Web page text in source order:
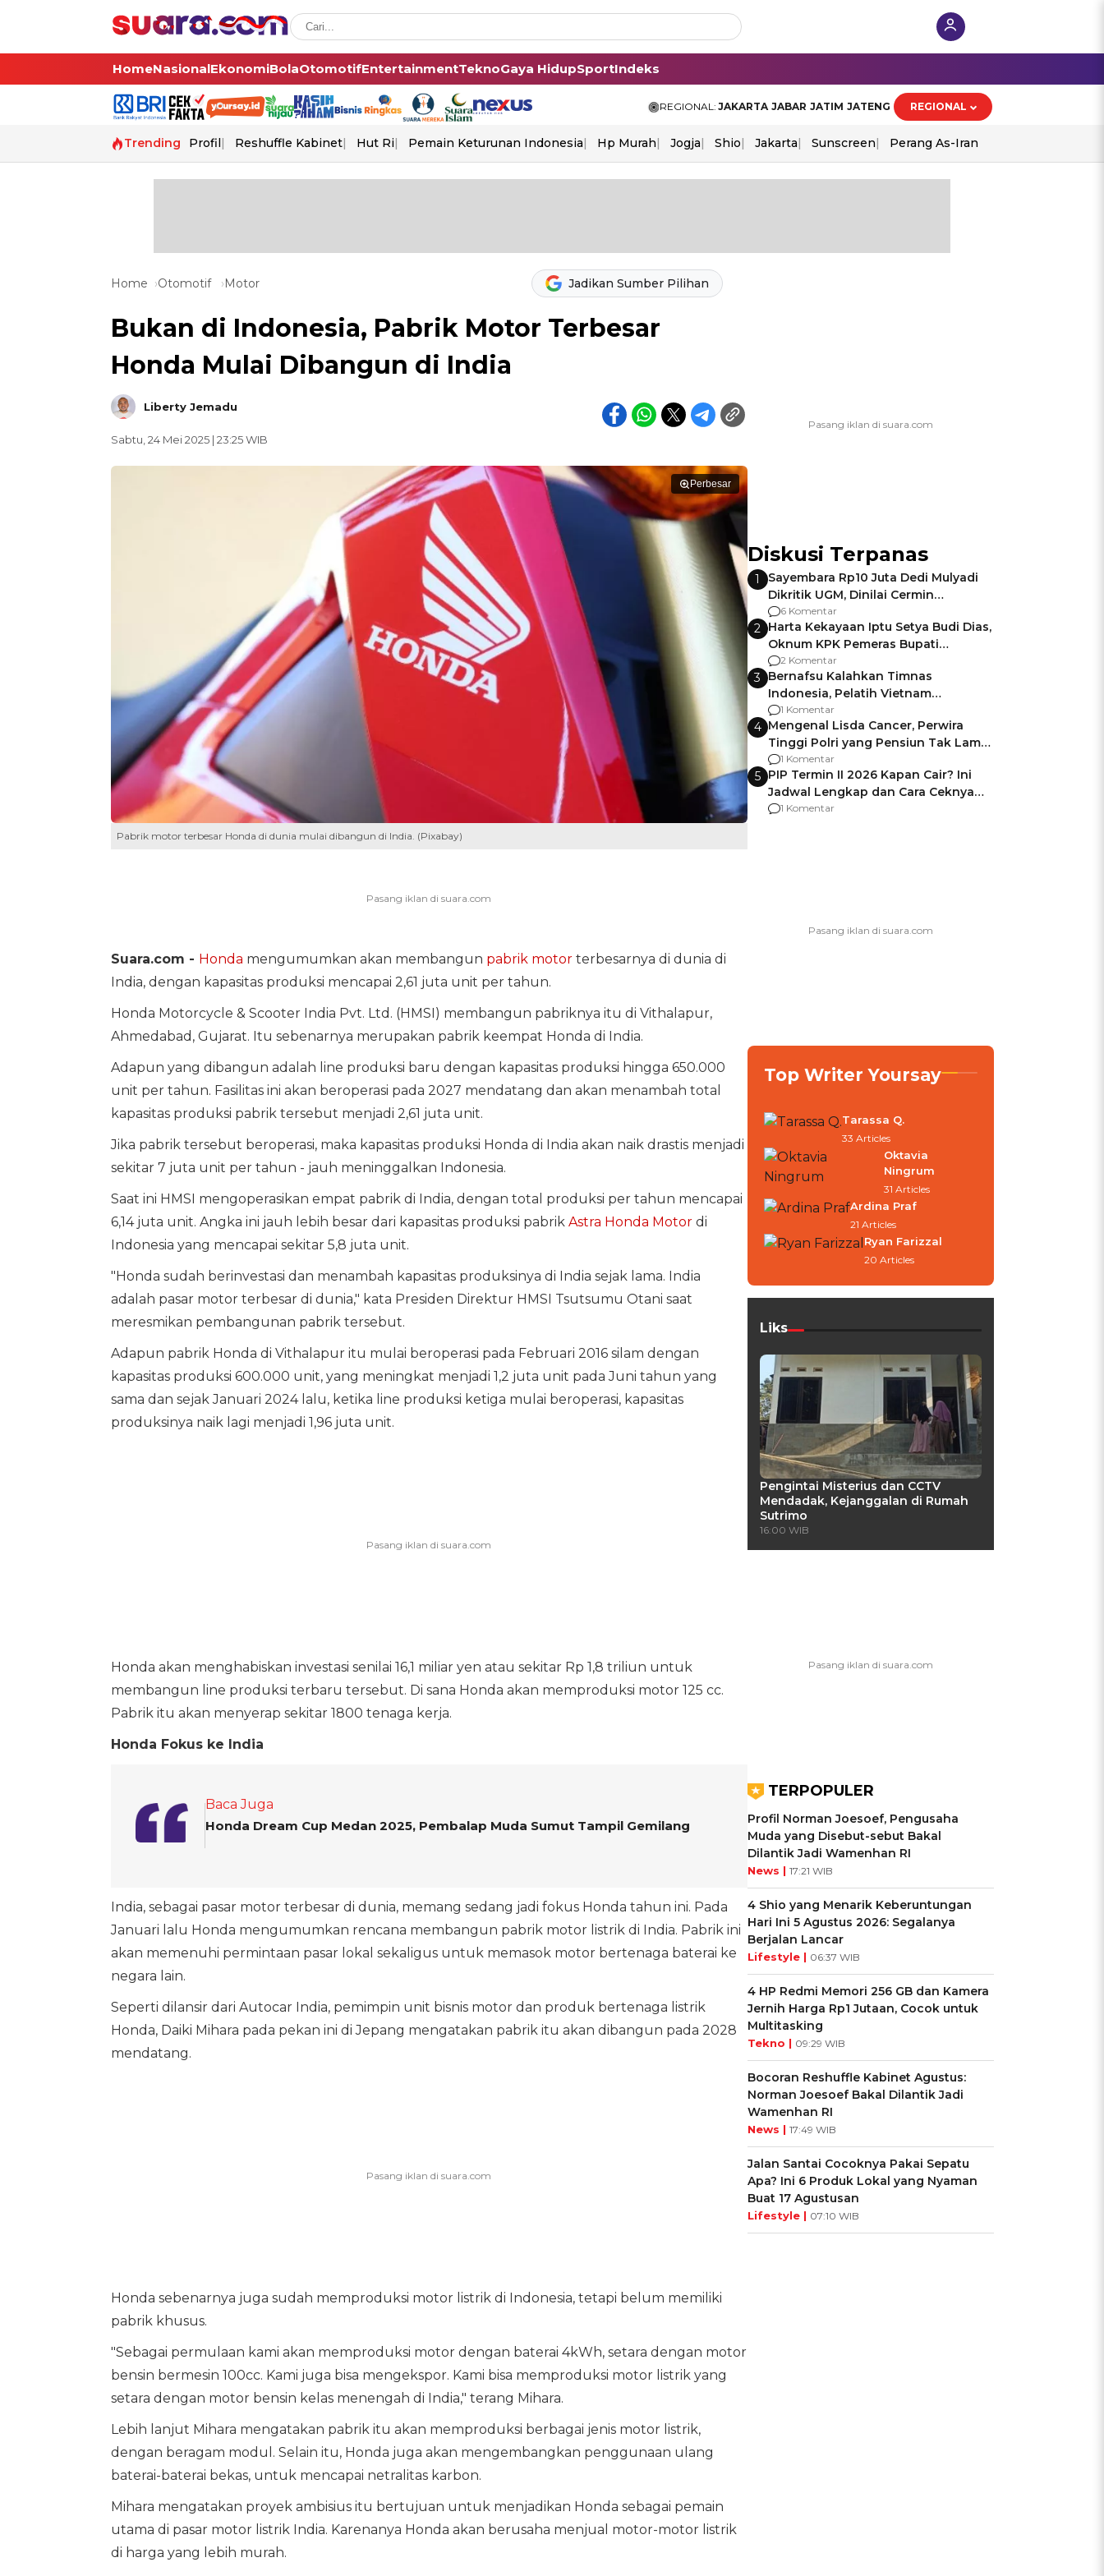
HomeNasionalEkonomiBolaOtomotifEntertainmentTeknoGaya HidupSportIndeks
REGIONAL: JAKARTA JABAR JATIM JATENG REGIONAL
Trending Profil Reshuffle Kabinet Hut Ri Pemain Keturunan Indonesia Hp Murah Jogja Shio Jakarta Sunscreen Perang As-Iran
Home Otomotif Motor Jadikan Sumber Pilihan
Bukan di Indonesia, Pabrik Motor Terbesar
Honda Mulai Dibangun di India
Liberty Jemadu
Sabtu, 24 Mei 2025 | 23:25 WIB
Perbesar
Pabrik motor terbesar Honda di dunia mulai dibangun di India. (Pixabay)
Suara.com - Honda mengumumkan akan membangun pabrik motorterbesarnya di dunia di
India, dengan kapasitas produksi mencapai 2,61 juta unit per tahun.
Honda Motorcycle & Scooter India Pvt. Ltd. (HMSI) membangun pabriknya itu di Vithalapur,
Ahmedabad, Gujarat. Itu sebenarnya merupakan pabrik keempat Honda di India.
Adapun yang dibangun adalah line produksi baru dengan kapasitas produksi hingga 650.000
unit per tahun. Fasilitas ini akan beroperasi pada 2027 mendatang dan akan menambah total
kapasitas produksi pabrik tersebut menjadi 2,61 juta unit.
Jika pabrik tersebut beroperasi, maka kapasitas produksi Honda di India akan naik drastis menjadi
sekitar 7 juta unit per tahun - jauh meninggalkan Indonesia.
Saat ini HMSI mengoperasikan empat pabrik di India, dengan total produksi per tahun mencapai
6,14 juta unit. Angka ini jauh lebih besar dari kapasitas produksi pabrik Astra Honda Motordi
Indonesia yang mencapai sekitar 5,8 juta unit.
"Honda sudah berinvestasi dan menambah kapasitas produksinya di India sejak lama. India
adalah pasar motor terbesar di dunia," kata Presiden Direktur HMSI Tsutsumu Otani saat
meresmikan pembangunan pabrik tersebut.
Adapun pabrik Honda di Vithalapur itu mulai beroperasi pada Februari 2016 silam dengan
kapasitas produksi 600.000 unit, yang meningkat menjadi 1,2 juta unit pada Juni tahun yang
sama dan sejak Januari 2024 lalu, ketika line produksi ketiga mulai beroperasi, kapasitas
produksinya naik lagi menjadi 1,96 juta unit.
Honda akan menghabiskan investasi senilai 16,1 miliar yen atau sekitar Rp 1,8 triliun untuk
membangun line produksi terbaru tersebut. Di sana Honda akan memproduksi motor 125 cc.
Pabrik itu akan menyerap sekitar 1800 tenaga kerja.
Honda Fokus ke India
Baca Juga
Honda Dream Cup Medan 2025, Pembalap Muda Sumut Tampil Gemilang
India, sebagai pasar motor terbesar di dunia, memang sedang jadi fokus Honda tahun ini. Pada
Januari lalu Honda mengumumkan rencana membangun pabrik motor listrik di India. Pabrik ini
akan memenuhi permintaan pasar lokal sekaligus untuk memasok motor bertenaga baterai ke
negara lain.
Seperti dilansir dari Autocar India, pemimpin unit bisnis motor dan produk bertenaga listrik
Honda, Daiki Mihara pada pekan ini di Jepang mengatakan pabrik itu akan dibangun pada 2028
mendatang.
Honda sebenarnya juga sudah memproduksi motor listrik di Indonesia, tetapi belum memiliki
pabrik khusus.
"Sebagai permulaan kami akan memproduksi motor dengan baterai 4kWh, setara dengan motor
bensin bermesin 100cc. Kami juga bisa mengekspor. Kami bisa memproduksi motor listrik yang
setara dengan motor bensin kelas menengah di India," terang Mihara.
Lebih lanjut Mihara mengatakan pabrik itu akan memproduksi berbagai jenis motor listrik,
dengan beragam modul. Selain itu, Honda juga akan mengembangkan penggunaan ulang
baterai-baterai bekas, untuk mencapai netralitas karbon.
Mihara mengatakan proyek ambisius itu bertujuan untuk menjadikan Honda sebagai pemain
utama di pasar motor listrik India. Karenanya Honda akan berusaha menjual motor-motor listrik
di harga yang lebih murah.
Diskusi Terpanas
1
Sayembara Rp10 Juta Dedi Mulyadi
Dikritik UGM, Dinilai Cermin
Gagalnya Negara Jamin Keamanan
6 Komentar
2 Harta Kekayaan Iptu Setya Budi Dias,
Oknum KPK Pemeras Bupati
Pemalang
2 Komentar
3 Bernafsu Kalahkan Timnas
Indonesia, Pelatih Vietnam
Berencana Pakai Jimat di Pakansari
1 Komentar
4 Mengenal Lisda Cancer, Perwira
Tinggi Polri yang Pensiun Tak Lama
Usai Jadi Brigjen
1 Komentar
5 PIP Termin II 2026 Kapan Cair? Ini
Jadwal Lengkap dan Cara Ceknya
agar Dana Tidak Hangus!
1 Komentar
Top Writer Yoursay
Tarassa Q.
33 Articles
Oktavia
Ningrum
31 Articles
Ardina Praf
21 Articles
Ryan Farizzal
20 Articles
Liks
Pengintai Misterius dan CCTV
Mendadak, Kejanggalan di Rumah
Sutrimo
16:00 WIB
TERPOPULER
Profil Norman Joesoef, Pengusaha
Muda yang Disebut-sebut Bakal
Dilantik Jadi Wamenhan RI
News | 17:21 WIB
4 Shio yang Menarik Keberuntungan
Hari Ini 5 Agustus 2026: Segalanya
Berjalan Lancar
Lifestyle | 06:37 WIB
4 HP Redmi Memori 256 GB dan Kamera
Jernih Harga Rp1 Jutaan, Cocok untuk
Multitasking
Tekno | 09:29 WIB
Bocoran Reshuffle Kabinet Agustus:
Norman Joesoef Bakal Dilantik Jadi
Wamenhan RI
News | 17:49 WIB
Jalan Santai Cocoknya Pakai Sepatu
Apa? Ini 6 Produk Lokal yang Nyaman
Buat 17 Agustusan
Lifestyle | 07:10 WIB